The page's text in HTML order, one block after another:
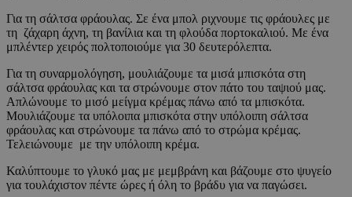
Για τη σάλτσα φράουλας. Σε ένα μπολ ριχνουμε τις φράουλες με
τη ζάχαρη άχνη, τη βανίλια και τη φλούδα πορτοκαλιού. Με ένα
μπλέντερ χειρός πολτοποιούμε για 30 δευτερόλεπτα.
Για τη συναρμολόγηση, μουλιάζουμε τα μισά μπισκότα στη
σάλτσα φράουλας και τα στρώνουμε στον πάτο του ταψιού μας.
Απλώνουμε το μισό μείγμα κρέμας πάνω από τα μπισκότα.
Μουλιάζουμε τα υπόλοιπα μπισκότα στην υπόλοιπη σάλτσα
φράουλας και στρώνουμε τα πάνω από το στρώμα κρέμας.
Τελειώνουμε με την υπόλοιπη κρέμα.
Καλύπτουμε το γλυκό μας με μεμβράνη και βάζουμε στο ψυγείο
για τουλάχιστον πέντε ώρες ή όλη το βράδυ για να παγώσει.